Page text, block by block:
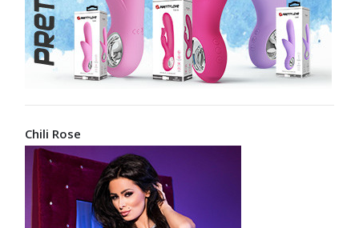
Chili Rose